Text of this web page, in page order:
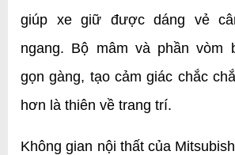
giúp xe giữ được dáng vẻ
ngang. Bộ mâm và phần vòm
gọn gàng, tạo cảm giác chắc
hơn là thiên về trang trí.
Không gian nội thất của